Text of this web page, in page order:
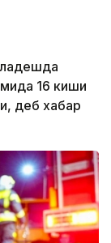
16 киши
деб хабар